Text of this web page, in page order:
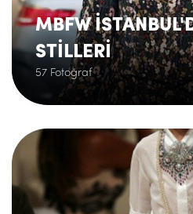
MBFW
STİLLERİ
57 Fotoğraf